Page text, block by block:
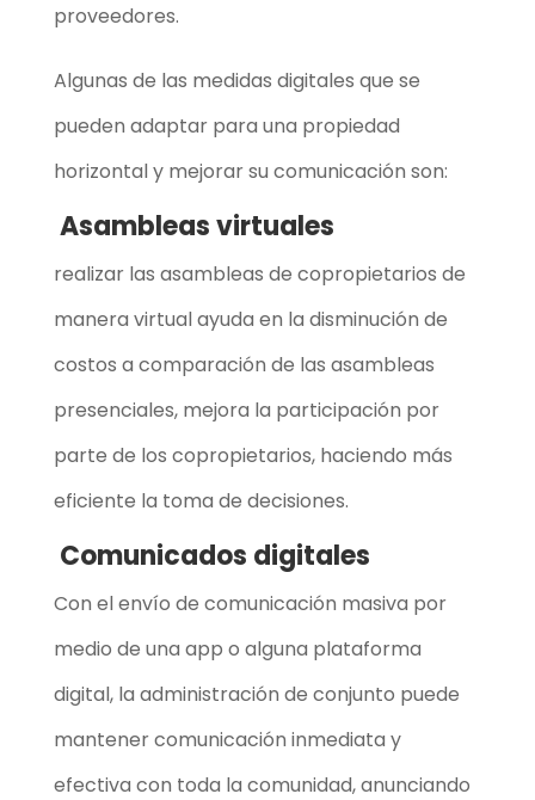
proveedores.
Algunas de las medidas digitales que se
pueden adaptar para una propiedad
horizontal y mejorar su comunicación son:
Asambleas virtuales
realizar las asambleas de copropietarios de
manera virtual ayuda en la disminución de
costos a comparación de las asambleas
presenciales, mejora la participación por
parte de los copropietarios, haciendo más
eficiente la toma de decisiones.
Comunicados digitales
Con el envío de comunicación masiva por
medio de una app o alguna plataforma
digital, la administración de conjunto puede
mantener comunicación inmediata y
efectiva con toda la comunidad, anunciando